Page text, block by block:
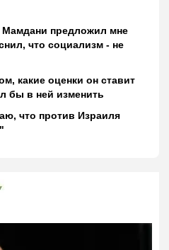
предложил мне
что социализм - не
какие оценки он ставит
бы в ней изменить
что против Израиля